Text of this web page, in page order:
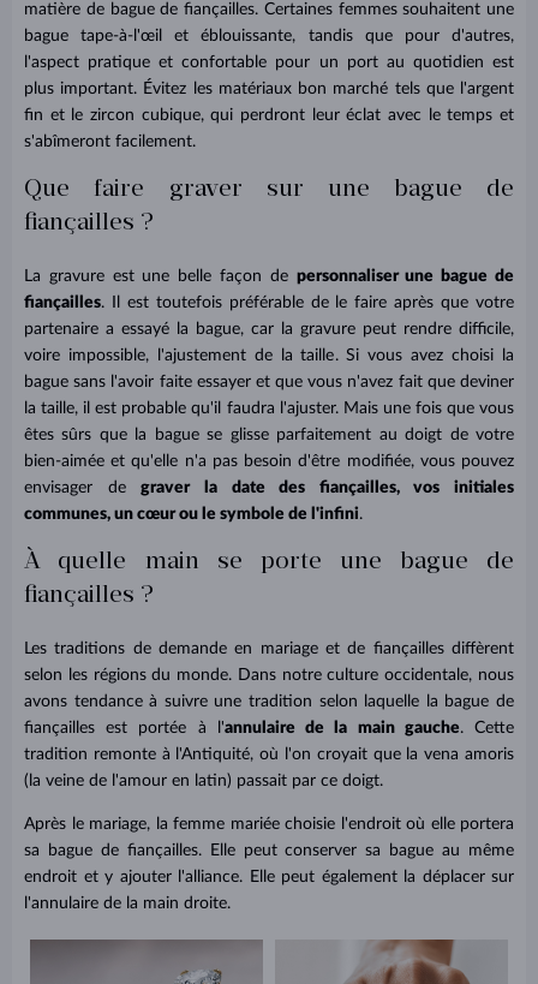
matière de bague de fiançailles. Certaines femmes souhaitent une
bague tape-à-l'œil et éblouissante, tandis que pour d'autres,
l'aspect pratique et confortable pour un port au quotidien est
plus important. Évitez les matériaux bon marché tels que l'argent
fin et le zircon cubique, qui perdront leur éclat avec le temps et
s'abîmeront facilement.
Que faire graver sur une bague de
fiançailles ?
La gravure est une belle façon de personnaliser une bague de
fiançailles. Il est toutefois préférable de le faire après que votre
partenaire a essayé la bague, car la gravure peut rendre difficile,
voire impossible, l'ajustement de la taille. Si vous avez choisi la
bague sans l'avoir faite essayer et que vous n'avez fait que deviner
la taille, il est probable qu'il faudra l'ajuster. Mais une fois que vous
êtes sûrs que la bague se glisse parfaitement au doigt de votre
bien-aimée et qu'elle n'a pas besoin d'être modifiée, vous pouvez
envisager degraver la date des fiançailles, vos initiales
communes, un cœur ou le symbole de l'infini.
À quelle main se porte une bague de
fiançailles ?
Les traditions de demande en mariage et de fiançailles diffèrent
selon les régions du monde. Dans notre culture occidentale, nous
avons tendance à suivre une tradition selon laquelle la bague de
fiançailles est portée à l'annulaire de la main gauche. Cette
tradition remonte à l'Antiquité, où l'on croyait que la vena amoris
(la veine de l'amour en latin) passait par ce doigt.
Après le mariage, la femme mariée choisie l'endroit où elle portera
sa bague de fiançailles. Elle peut conserver sa bague au même
endroit et y ajouter l'alliance. Elle peut également la déplacer sur
l'annulaire de la main droite.